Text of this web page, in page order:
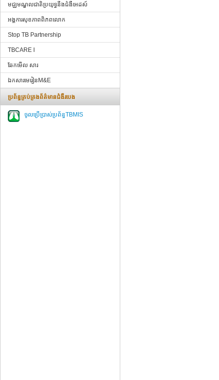
មជ្ឈមណ្ឌលជាតិប្រយុទ្ធនឹងជំងឺអេដស៍
អង្គការសុខភាពពិភពលោក
Stop TB Partnership
TBCARE I
ឆែកមើល សារ
ឯកសារមេរៀនM&E
ប្រព័ន្ធគ្រប់គ្រងព័ត៌មានជំងឺរបេង
ចូលប្រើប្រាស់ប្រព័ន្ធTBMIS